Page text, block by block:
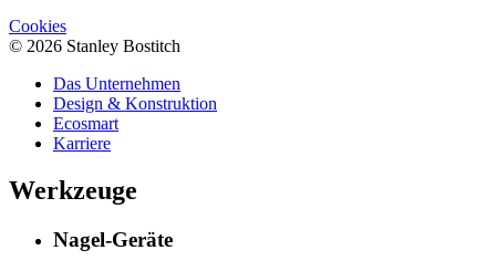
Cookies
© 2026 Stanley Bostitch
Das Unternehmen
Design & Konstruktion
Ecosmart
Karriere
Werkzeuge
Nagel-Geräte